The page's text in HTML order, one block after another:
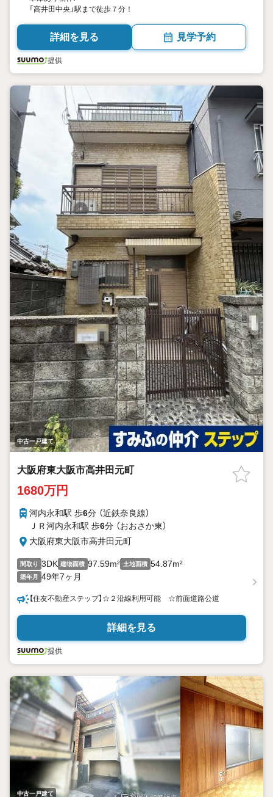
「高井田中央」駅まで徒歩７分！
詳細を見る 見学予約
提供
中古一戸建て
大阪府東大阪市高井田元町
1680万円
河内永和駅 歩6分 （近鉄奈良線）
ＪＲ河内永和駅 歩6分 （おおさか東）
大阪府東大阪市高井田元町
間取り 3DK 建物面積 97.59m² 土地面積 54.87m²
築年月 49年7ヶ月
【住友不動産ステップ】☆２沿線利用可能 ☆前面道路公道
詳細を見る
提供
中古一戸建て